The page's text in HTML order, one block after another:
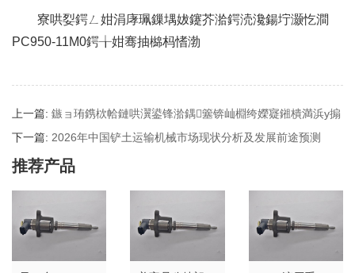
寮哄姴鍔ㄥ姏涓庨珮鏁堣妭鑳芥湁鍔涜瀺鍚坾灏忔澗
PC950-11M0鍔╁姏骞抽檰杩愭渤
上一篇: 鏃ョ珛鎸栨帢鏈哄瀷鍙锋湁鍝簺锛屾棩绔嬫寲鎺樻満浜у搧
鐗圭偣浠嬬粛
下一篇: 2026年中国铲土运输机械市场现状分析及发展前途预测
推荐产品